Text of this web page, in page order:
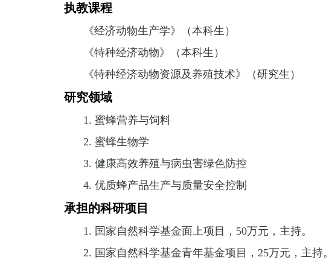
执教课程
《经济动物生产学》（本科生）
《特种经济动物》（本科生）
《特种经济动物资源及养殖技术》（研究生）
研究领域
1.蜜蜂营养与饲料
2.蜜蜂生物学
3.健康高效养殖与病虫害绿色防控
4. 优质蜂产品生产与质量安全控制
承担的科研项目
1. 国家自然科学基金面上项目， 50万元，主持。
2. 国家自然科学基金青年基金项目，25万元，主持。